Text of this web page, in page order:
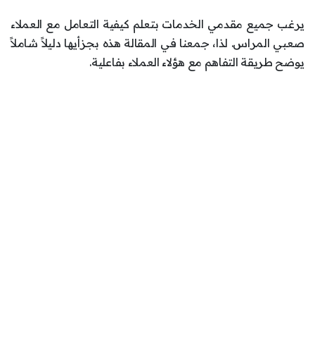
يرغب جميع مقدمي الخدمات بتعلم كيفية التعامل مع العملاء
صعبي المراس. لذا، جمعنا في المقالة هذه بجزأيها دليلاً شاملاً
يوضح طريقة التفاهم مع هؤلاء العملاء بفاعلية.